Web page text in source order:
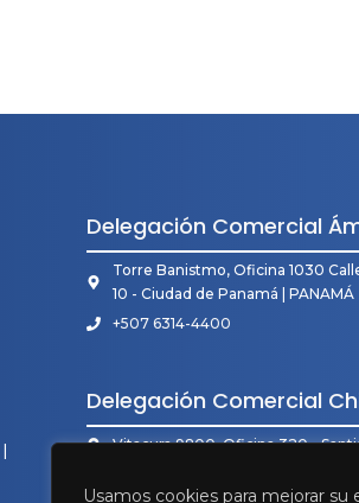
Usamos cookies para mejorar su
Delegación Comercial
Torre Banistmo, Oficina 1030
10 - Ciudad de Panamá | PANAMÁ
+507 6314-4400
Delegación Comercial
Vitacura 9800, Oficina 320 -